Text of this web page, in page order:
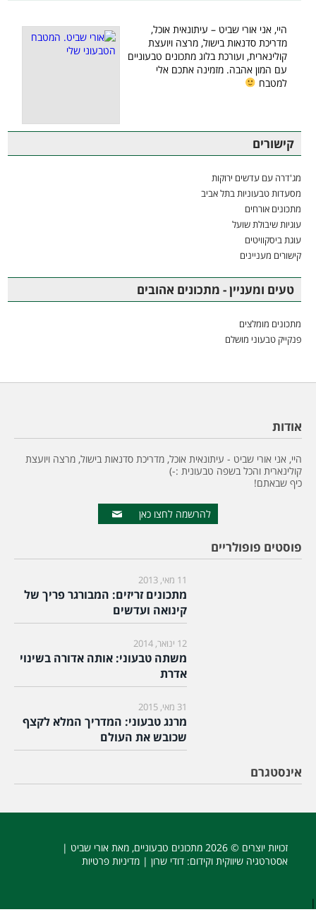
היי, אני אורי שביט – עיתונאית אוכל,
מדריכת סדנאות בישול, מרצה ויועצת
קולינארית, ועורכת בלוג מתכונים טבעוניים
עם המון אהבה. מזמינה אתכם אלי
למטבח
קישורים
מג'דרה עם עדשים ירוקות
מסעדות טבעוניות בתל אביב
מתכונים אורחים
עוגיות שיבולת שועל
עוגת ביסקוויטים
קישורים מעניינים
טעים ומעניין - מתכונים אהובים
מתכונים מומלצים
פנקייק טבעוני מושלם
אודות
היי, אני אורי שביט - עיתונאית אוכל, מדריכת סדנאות בישול, מרצה ויועצת
קולינארית והכל בשפה טבעונית :-)
כיף שבאתם!
להרשמה לחצו כאן
פוסטים פופולריים
11 מאי, 2013
מתכונים זריזים: המבורגר פריך של
קינואה ועדשים
12 ינואר, 2014
משתה טבעוני: אותה אדורה בשינוי
אדרת
31 מאי, 2015
מרנג טבעוני: המדריך המלא לקצף
שכובש את העולם
אינסטגרם
זכויות יוצרים © 2026 מתכונים טבעוניים, מאת אורי שביט |
אסטרטגיה שיווקית וקידום: דודי שרון | מדיניות פרטיות
|